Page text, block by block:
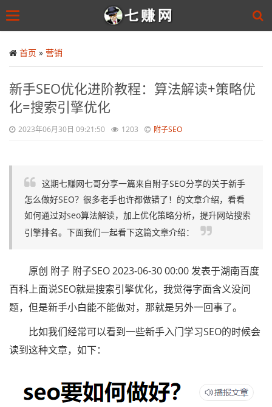
to
main
Toggle
首页 » 营销
新手SEO优化进阶教程：算法解读+策略优
化=搜索引擎优化
2023年06月30日 09:21:50 1203 附子SEO
这期七赚网七哥分享一篇来自附子SEO分享的关于新手
怎么做好SEO？很多老手也许都做错了！的文章介绍，看看
如何通过对seo算法解读，加上优化策略分析，提升网站搜索
引擎排名。下面我们一起看下这篇文章介绍：
原创 附子 附子SEO 2023-06-30 00:00 发表于湖南百度
百科上面说SEO就是搜索引擎优化，我觉得字面含义没问
题，但是新手小白能不能做对，那就是另外一回事了。
比如我们经常可以看到一些新手入门学习SEO的时候会
读到这种文章，如下：